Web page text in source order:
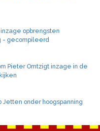
opbrengsten
- gecompileerd
Pieter Omtzigt inzage in de
onder hoogspanning